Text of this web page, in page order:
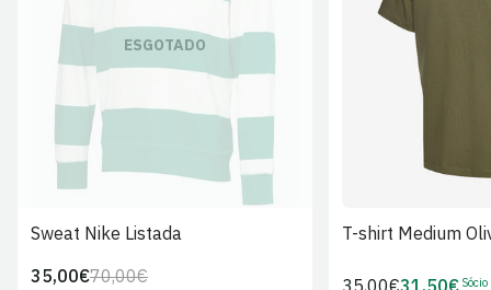
ESGOTADO
Sweat Nike Listada
Preço
70,00€Preço
35,00€
T-shirt Medium
Preço
35,00€31,50€ Sócio